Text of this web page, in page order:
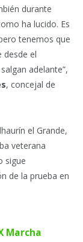
durante
ha lucido. Es
tenemos que
desde el
adelante”,
, concejal de
el Grande,
veterana
sigue
de la prueba en
Marcha